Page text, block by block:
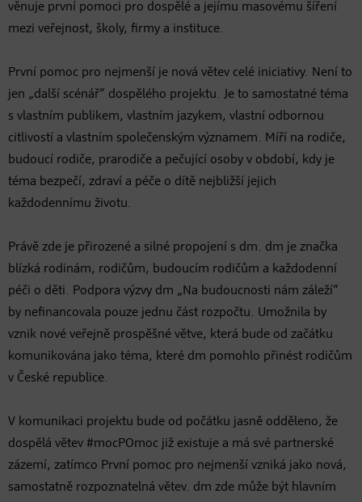
věnuje první pomoci pro dospělé a jejímu masovému šíření
mezi veřejnost, školy, firmy a instituce.
První pomoc pro nejmenší je nová větev celé iniciativy. Není to
jen „další scénář“ dospělého projektu. Je to samostatné téma
s vlastním publikem, vlastním jazykem, vlastní odbornou
citlivostí a vlastním společenským významem. Míří na rodiče,
budoucí rodiče, prarodiče a pečující osoby v období, kdy je
téma bezpečí, zdraví a péče o dítě nejbližší jejich
každodennímu životu.
Právě zde je přirozené a silné propojení s dm. dm je značka
blízká rodinám, rodičům, budoucím rodičům a každodenní
péči o děti. Podpora výzvy dm „Na budoucnosti nám záleží“
by nefinancovala pouze jednu část rozpočtu. Umožnila by
vznik nové veřejně prospěšné větve, která bude od začátku
komunikována jako téma, které dm pomohlo přinést rodičům
v České republice.
V komunikaci projektu bude od počátku jasně odděleno, že
dospělá větev #mocPOmoc již existuje a má své partnerské
zázemí, zatímco První pomoc pro nejmenší vzniká jako nová,
samostatně rozpoznatelná větev. dm zde může být hlavním